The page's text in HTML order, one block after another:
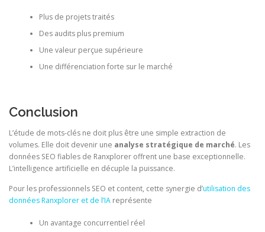
Plus de projets traités
Des audits plus premium
Une valeur perçue supérieure
Une différenciation forte sur le marché
Conclusion
L’étude de mots-clés ne doit plus être une simple extraction de
volumes. Elle doit devenir une analyse stratégique de marché. Les
données SEO fiables de Ranxplorer offrent une base exceptionnelle.
L’intelligence artificielle en décuple la puissance.
Pour les professionnels SEO et content, cette synergie d’utilisation des
données Ranxplorer et de l’IA représente
Un avantage concurrentiel réel